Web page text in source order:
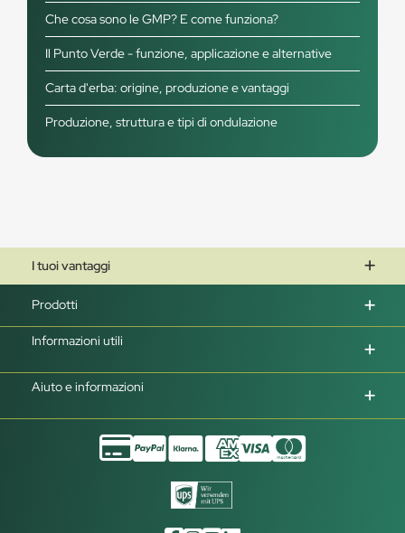
Che cosa sono le GMP? E come funziona?
Il Punto Verde - funzione, applicazione e alternative
Carta d'erba: origine, produzione e vantaggi
Produzione, struttura e tipi di ondulazione
I tuoi vantaggi
Prodotti
Informazioni utili
Aiuto e informazioni